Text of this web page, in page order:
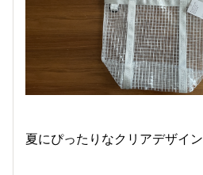
夏にぴったりなクリアデザイン